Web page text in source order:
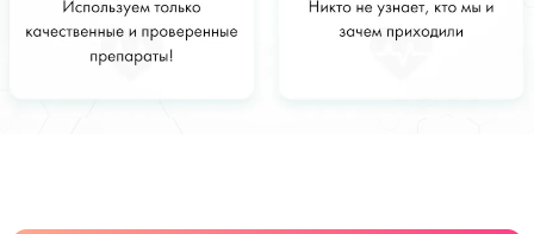
Стоимость
от 2 000 руб
Заказать